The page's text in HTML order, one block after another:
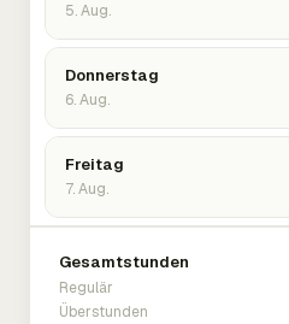
5. Aug.
Donnerstag
6. Aug.
Freitag
7. Aug.
Gesamtstunden
Regulär
Überstunden